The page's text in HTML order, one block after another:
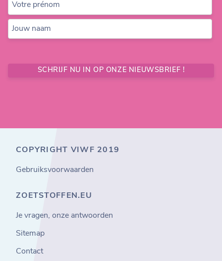
Votre prénom
Jouw naam
SCHRIJF NU IN OP ONZE NIEUWSBRIEF !
COPYRIGHT VIWF 2019
Gebruiksvoorwaarden
ZOETSTOFFEN.EU
Je vragen, onze antwoorden
Sitemap
Contact